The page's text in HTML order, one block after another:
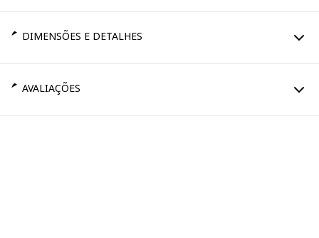
DIMENSÕES E DETALHES
AVALIAÇÕES